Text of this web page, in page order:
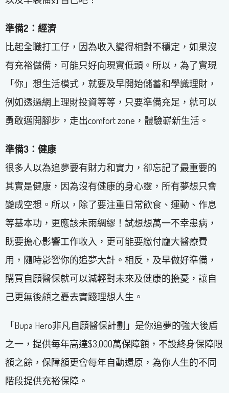
準備2：經濟
比起全職打工仔，因為收入變得相對不穩定，如果沒
有充裕儲備，可能只好向現實低頭。所以，為了實現
「你」想生活模式，就要及早開始儲蓄和學識理財，
例如透過網上理財投資等等，只要準備充足，就可以
勇敢邁開腳步，走出comfort zone，體驗嶄新生活。
準備3：健康
很多人以為追夢要有財力和實力，卻忘記了最重要的
其實是健康，因為沒有健康的身心靈，所有夢想只會
變成空想。所以，除了要注重日常飲食、運動、作息
等基本功，更應該未雨綢繆！試想想萬一不幸患病，
既要擔心影響工作收入，更可能要繳付龐大醫療費
用，隨時影響你的追夢大計。相反，及早做好準備，
購買自願醫保就可以減輕對未來及健康的擔憂，讓自
己更無後顧之憂去實踐理想人生。
「Bupa Hero非凡自願醫保計劃」是你追夢的強大後盾
之一，提供每年高達$3,000萬保障額，不設終身保障限
額之餘，保障額更會每年自動還原，為你人生的不同
階段提供充裕保障。